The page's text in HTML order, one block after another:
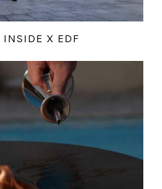
INSIDE X EDF